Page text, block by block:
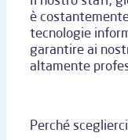
è
tecnologie
garantire ai
altamente
Perché